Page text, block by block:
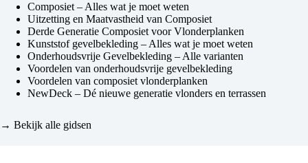
Composiet – Alles wat je moet weten
Uitzetting en Maatvastheid van Composiet
Derde Generatie Composiet voor Vlonderplanken
Kunststof gevelbekleding – Alles wat je moet weten
Onderhoudsvrije Gevelbekleding – Alle varianten
Voordelen van onderhoudsvrije gevelbekleding
Voordelen van composiet vlonderplanken
NewDeck – Dé nieuwe generatie vlonders en terrassen
→ Bekijk alle gidsen